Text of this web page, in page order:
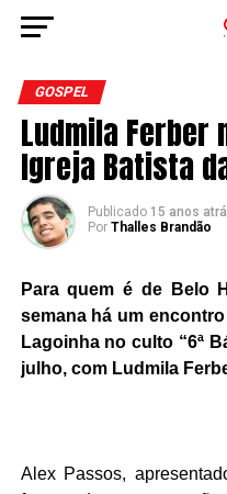
GOSPEL
Ludmila Ferber
Igreja Batista
Publicado 15 anos
Por Thalles Brandão
Para quem é de Belo
semana há um
Lagoinha no culto “6ª
julho, com Ludmila
Alex Passos,